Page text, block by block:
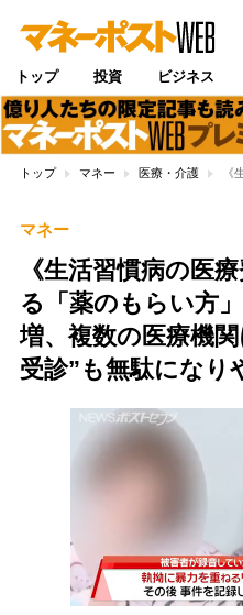
トップ 投資 ビジネス
トップ マネー 医療・介護 《
マネー
《生活習慣病の医
る「薬のもらい方
増、複数の医療機
受診”も無駄になり